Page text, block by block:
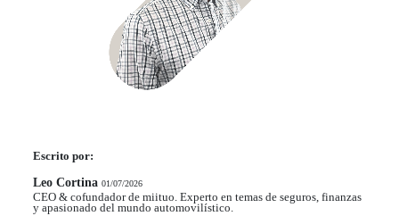
Escrito por:
Leo Cortina 01/07/2026
CEO & cofundador de miituo. Experto en temas de seguros, finanzas
y apasionado del mundo automovilístico.